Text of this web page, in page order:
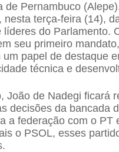
de Pernambuco
nesta terça-feira (14),
líderes do Parlamento.
seu primeiro
um papel de destaque
técnica e
João de Nadegi ficará
decisões da bancada
a federação com o PT
o PSOL, esses